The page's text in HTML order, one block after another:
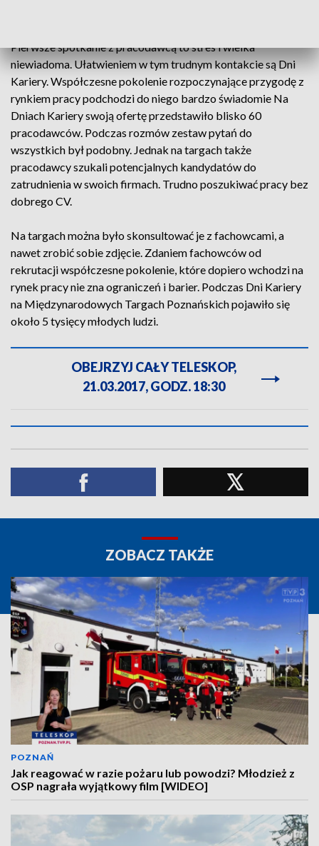
Pierwsze spotkanie z pracodawcą to stres i wielka
niewiadoma. Ułatwieniem w tym trudnym kontakcie są Dni
Kariery. Współczesne pokolenie rozpoczynające przygodę z
rynkiem pracy podchodzi do niego bardzo świadomie Na
Dniach Kariery swoją ofertę przedstawiło blisko 60
pracodawców. Podczas rozmów zestaw pytań do
wszystkich był podobny. Jednak na targach także
pracodawcy szukali potencjalnych kandydatów do
zatrudnienia w swoich firmach. Trudno poszukiwać pracy bez
dobrego CV.
Na targach można było skonsultować je z fachowcami, a
nawet zrobić sobie zdjęcie. Zdaniem fachowców od
rekrutacji współczesne pokolenie, które dopiero wchodzi na
rynek pracy nie zna ograniczeń i barier. Podczas Dni Kariery
na Międzynarodowych Targach Poznańskich pojawiło się
około 5 tysięcy młodych ludzi.
OBEJRZYJ CAŁY TELESKOP,
21.03.2017, GODZ. 18:30
ZOBACZ TAKŻE
POZNAŃ
Jak reagować w razie pożaru lub powodzi? Młodzież z
OSP nagrała wyjątkowy film [WIDEO]